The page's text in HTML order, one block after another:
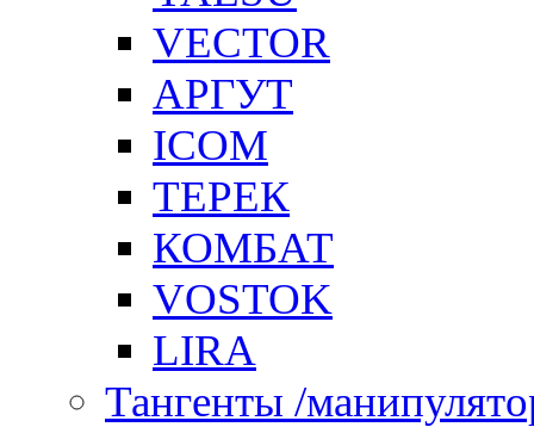
VECTOR
АРГУТ
ICOM
ТЕРЕК
КОМБАТ
VOSTOK
LIRA
Тангенты /